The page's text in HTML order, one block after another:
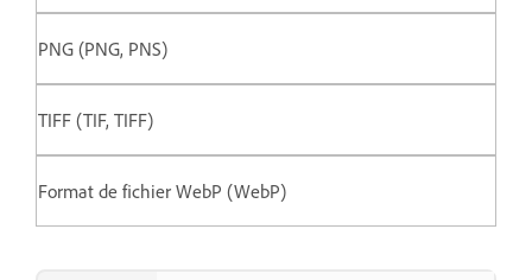
PNG (PNG, PNS)
TIFF (TIF, TIFF)
Format de fichier WebP (WebP)